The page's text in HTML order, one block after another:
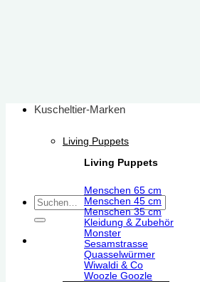
Suchen
nach:
Kuscheltier-Marken
Living Puppets
Living Puppets
Menschen 65 cm
Menschen 45 cm
Menschen 35 cm
Kleidung & Zubehör
Monster
Sesamstrasse
Quasselwürmer
Wiwaldi & Co
Woozle Goozle